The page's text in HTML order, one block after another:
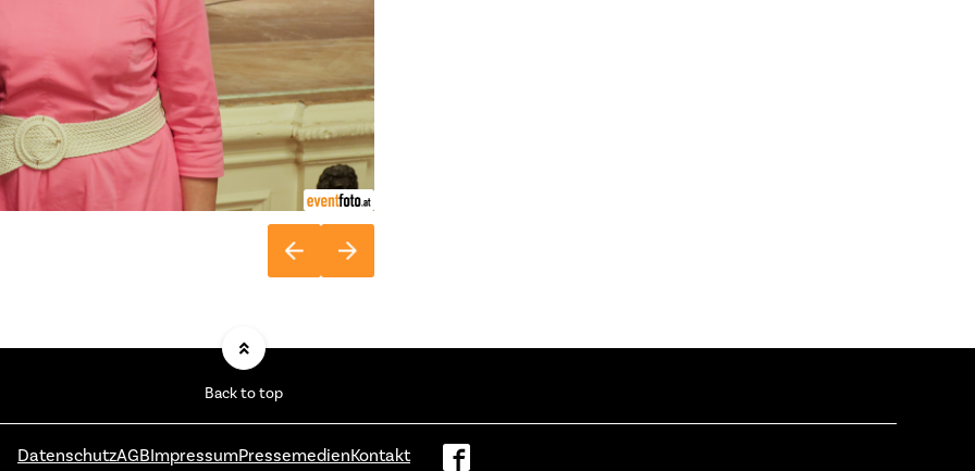
Back to top
DatenschutzAGBImpressumPressemedienKontakt